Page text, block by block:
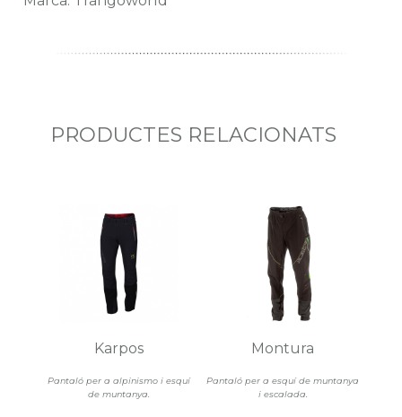
PRODUCTES RELACIONATS
Pantaló per a alpinismo i esquí
de muntanya.
Karpos
Pantaló per a esquí de muntanya
i escalada.
Montura